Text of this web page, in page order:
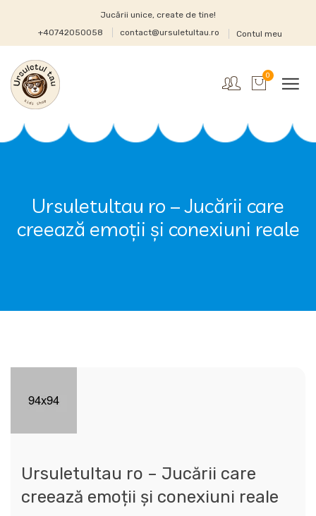
Jucării unice, create de tine!
+40742050058
contact@ursuletultau.ro Contul meu
0
Ursuletultau ro – Jucării care
creează emoții și conexiuni reale
Ursuletultau ro – Jucării care
creează emoții și conexiuni reale